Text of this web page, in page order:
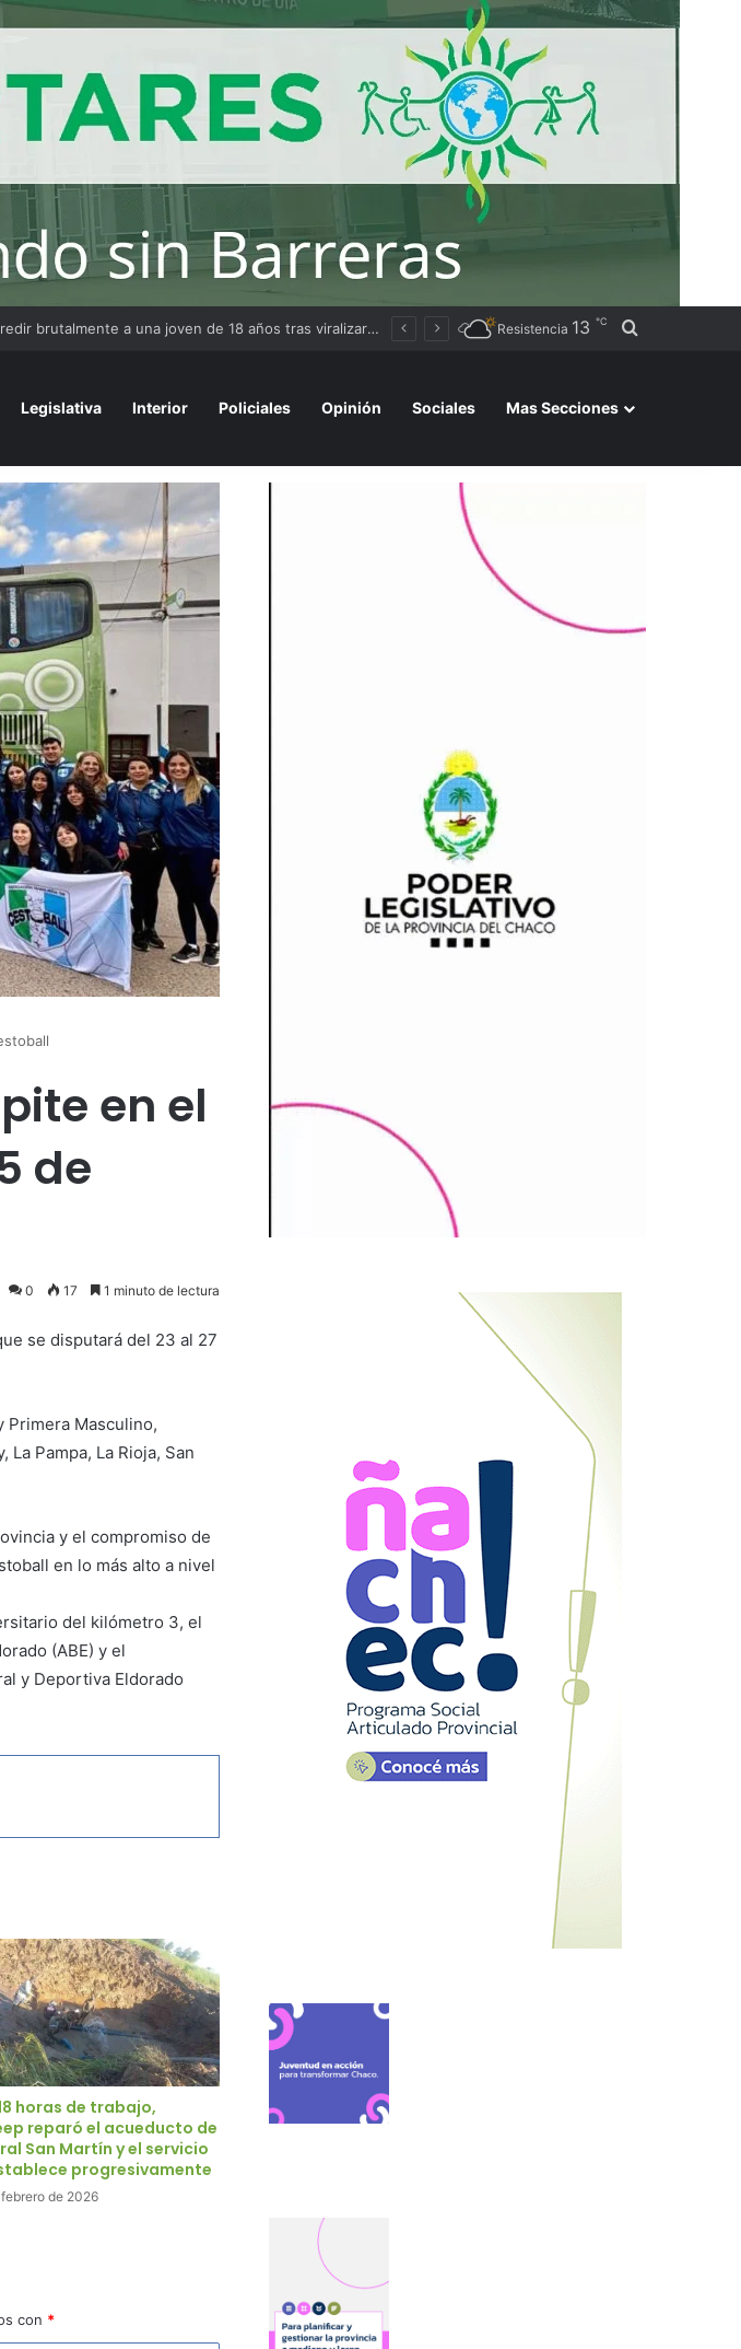
Privada, el 57% reclama un cambio de rumbo Resistencia 13 ℃ Buscar por
Legislativa Interior Policiales Opinión Sociales Mas Secciones
en el
de
0 17 1 minuto de lectura
se disputará del 23 al 27
Primera Masculino,
Pampa, La Rioja, San
y el compromiso de
en lo más alto a nivel
del kilómetro 3, el
(ABE) y el
y Deportiva Eldorado
horas de trabajo,
reparó el acueducto de
San Martín y el servicio
progresivamente
de 2026
con *